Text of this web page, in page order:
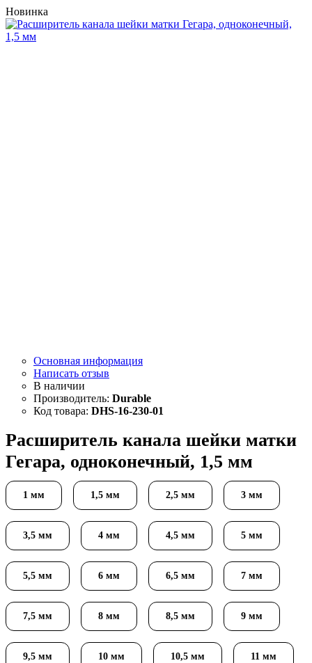
Новинка
Основная информация
Написать отзыв
Durable
DHS-16-230-01
Расширитель канала шейки матки
Гегара, одноконечный, 1,5 мм
1 мм 1,5 мм 2,5 мм 3 мм
3,5 мм 4 мм 4,5 мм 5 мм
5,5 мм 6 мм 6,5 мм 7 мм
7,5 мм 8 мм 8,5 мм 9 мм
9,5 мм 10 мм 10,5 мм 11 мм